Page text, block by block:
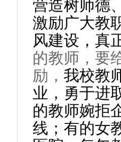
营造树师德
激励广大教
风建设，真
的教师，要
励， 我校教
业，勇于进
的教师婉拒
线；有的女